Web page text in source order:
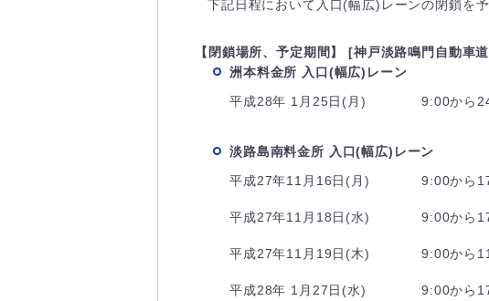
下記日程において入口(幅広)レーンの閉鎖を
【閉鎖場所、予定期間】 [神戸淡路鳴門自動車
洲本料金所 入口(幅広)レーン
平成28年 1月25日(月)
9:00から
淡路島南料金所 入口(幅広)レーン
平成27年11月16日(月)
9:00から
平成27年11月18日(水) 9:00から
平成27年11月19日(木) 9:00から
平成28年 1月27日(水) 9:00から